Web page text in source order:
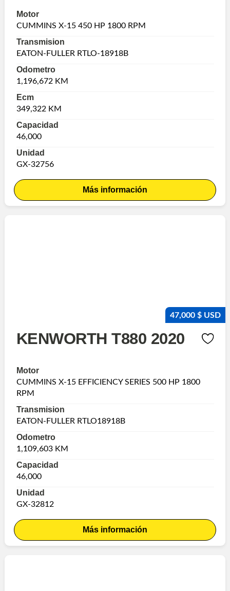
Motor
CUMMINS X-15 450 HP 1800 RPM
Transmision
EATON-FULLER RTLO-18918B
Odometro
1,196,672 KM
Ecm
349,322 KM
Capacidad
46,000
Unidad
GX-32756
Más información
47,000 $ USD
KENWORTH T880 2020
Motor
CUMMINS X-15 EFFICIENCY SERIES 500 HP 1800
RPM
Transmision
EATON-FULLER RTLO18918B
Odometro
1,109,603 KM
Capacidad
46,000
Unidad
GX-32812
Más información